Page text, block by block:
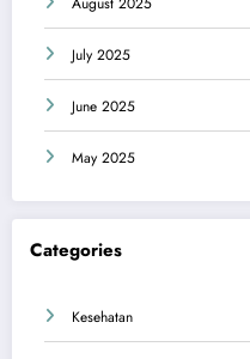
July 2025
June 2025
May 2025
Categories
Kesehatan